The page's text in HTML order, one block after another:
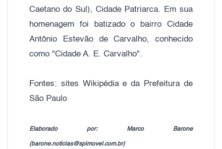
Caetano do Sul), Cidade Patriarca. Em sua
homenagem foi batizado o bairro Cidade
Antônio Estevão de Carvalho, conhecido
como "Cidade A. E. Carvalho".
Fontes: sites Wikipédia e da Prefeitura de
São Paulo
Elaborado por: Marco Barone
(barone.noticias@spimovel.com.br)